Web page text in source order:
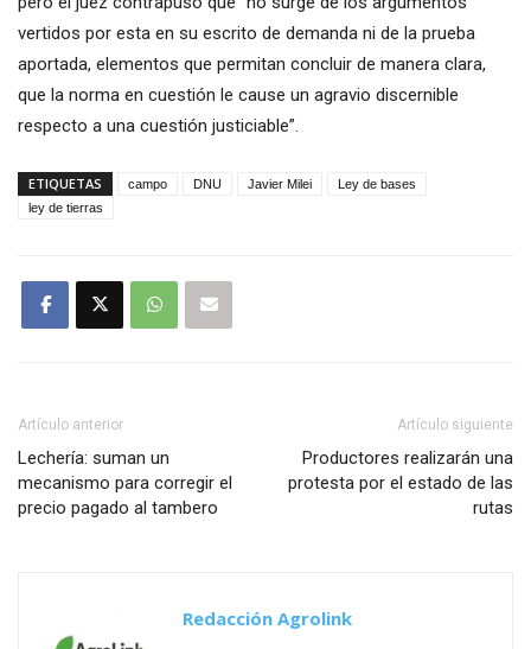
vertidos por esta en su escrito de demanda ni de la prueba
aportada, elementos que permitan concluir de manera clara,
que la norma en cuestión le cause un agravio discernible
respecto a una cuestión justiciable”.
ETIQUETAS campo DNU Javier Milei
Ley de bases
ley de tierras
Artículo anterior
Lechería: suman un
mecanismo para corregir el
precio pagado al tambero
Artículo siguiente
Productores realizarán una
protesta por el estado de las
rutas
Redacción Agrolink